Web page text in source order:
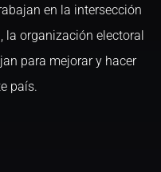
en la intersección
la organización electoral
para mejorar y hacer
país.